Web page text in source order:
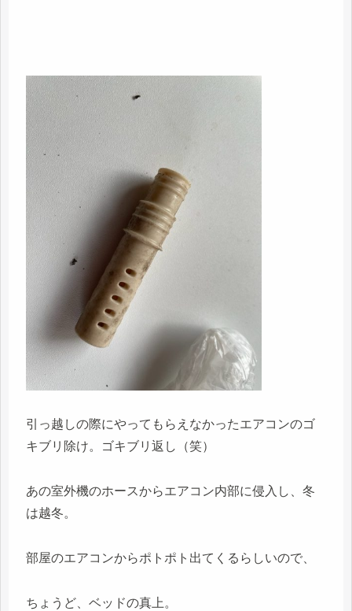
引っ越しの際にやってもらえなかったエアコンのゴ
キブリ除け。ゴキブリ返し（笑）
あの室外機のホースからエアコン内部に侵入し、冬
は越冬。
部屋のエアコンからポトポト出てくるらしいので、
ちょうど、ベッドの真上。